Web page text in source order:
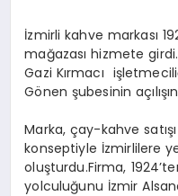
İzmirli kahve markası
mağazası hizmete
Gazi Kırmacı
Gönen şubesinin
Marka, çay-kahve
konseptiyle İzmirlilere
oluşturdu.Firma,
yolculuğunu İzmir